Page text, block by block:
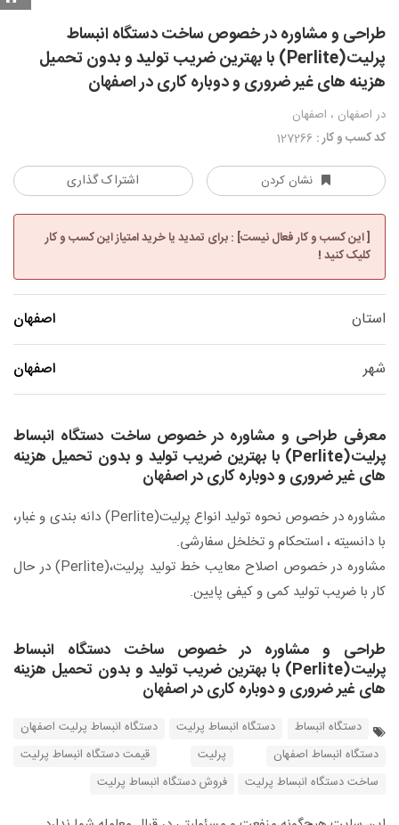
طراحی و مشاوره در خصوص ساخت دستگاه انبساط
پرلیت(Perlite) با بهترین ضریب تولید و بدون تحمیل
هزینه های غیر ضروری و دوباره کاری در اصفهان
در اصفهان ، اصفهان
کد کسب و کار :
نشان کردن اشتراک گذاری
[ این کسب و کار فعال نیست] : برای تمدید یا خرید امتیاز این کسب و کار
کلیک کنید !
استان اصفهان
شهر اصفهان
معرفی طراحی و مشاوره در خصوص ساخت دستگاه انبساط
پرلیت(Perlite) با بهترین ضریب تولید و بدون تحمیل هزینه
های غیر ضروری و دوباره کاری در اصفهان
مشاوره در خصوص نحوه تولید انواع پرلیت(Perlite) دانه بندی و غبار،
با دانسیته ، استحکام و تخلخل سفارشی.
مشاوره در خصوص اصلاح معایب خط تولید پرلیت،(Perlite) در حال
کار با ضریب تولید کمی و کیفی پایین.
طراحی و مشاوره در خصوص ساخت دستگاه انبساط
پرلیت(Perlite) با بهترین ضریب تولید و بدون تحمیل هزینه
های غیر ضروری و دوباره کاری در اصفهان
دستگاه انبساط دستگاه انبساط پرلیت
دستگاه انبساط پرلیت اصفهان
دستگاه انبساط اصفهان
پرلیت
قیمت دستگاه انبساط پرلیت
ساخت دستگاه انبساط پرلیت
فروش دستگاه انبساط پرلیت